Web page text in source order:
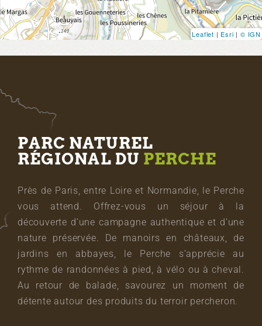
Leaflet | Esri | © IGN
PARC NATUREL
RÉGIONAL DU PERCHE
Près de Paris, entre Loire et Normandie, le Perche
vous attend. Offrez-vous un séjour à la
découverte d’une campagne authentique et d’une
nature préservée. De manoirs en châteaux, de
jardins en abbayes, le Perche s’apprécie au
rythme de randonnées à pied, à vélo ou à cheval.
Au retour de balade, savourez un moment de
détente autour des produits du terroir percheron.